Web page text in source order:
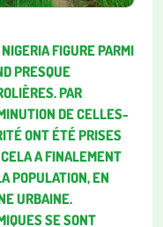
FIGURE PARMI
PRESQUE
PAR
DE CELLES-
ONT ÉTÉ PRISES
A FINALEMENT
POPULATION, EN
URBAINE.
SE SONT